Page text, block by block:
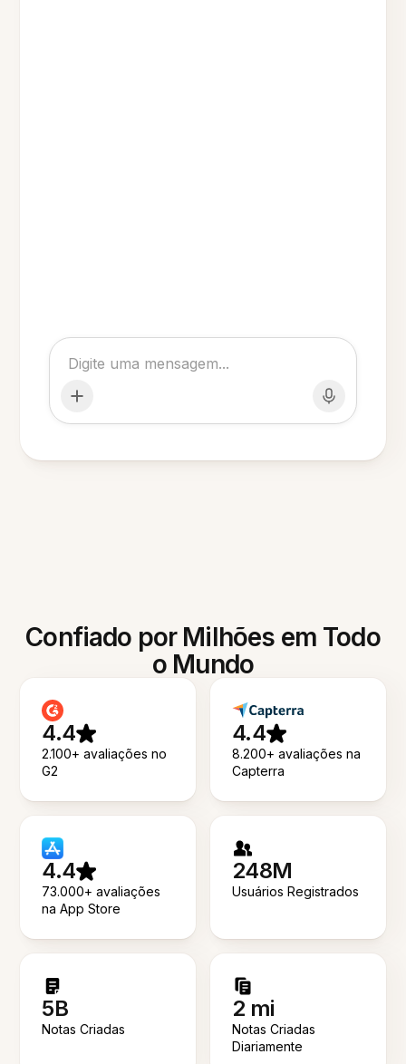
Confiado por Milhões em Todo
o Mundo
4.4
2.100+ avaliações no
G2
4.4
8.200+ avaliações na
Capterra
4.4
73.000+ avaliações
na App Store
248M
Usuários Registrados
5B
Notas Criadas
2 mi
Notas Criadas
Diariamente